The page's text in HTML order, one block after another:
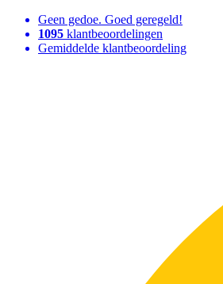
Geen gedoe. Goed geregeld!
1095 klantbeoordelingen
Gemiddelde klantbeoordeling